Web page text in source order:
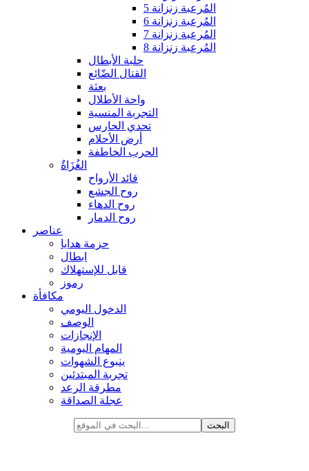
المُرعبة زنزانة 5
المُرعبة زنزانة 6
المُرعبة زنزانة 7
المُرعبة زنزانة 8
حلبة الأبطال
القتال الضّائع
بعثة
واحة الأطلال
التجربة المنسية
تحدي الحارس
أرض الأحلام
الحرب الخاطفة
الغُزَاةٌ
قائد الأرواح
روح الجشع
روح الدهاء
روح الدمار
عناصر
حزمة هدايا
ابطال
قابل للإستهلاك
رموز
مكافأة
الدخول اليومي
الوصف
الإنجازات
المهام اليومية
ينبوع الشهوات
تجربة المبتدئين
مطرقة الرعد
عجلة الصداقة